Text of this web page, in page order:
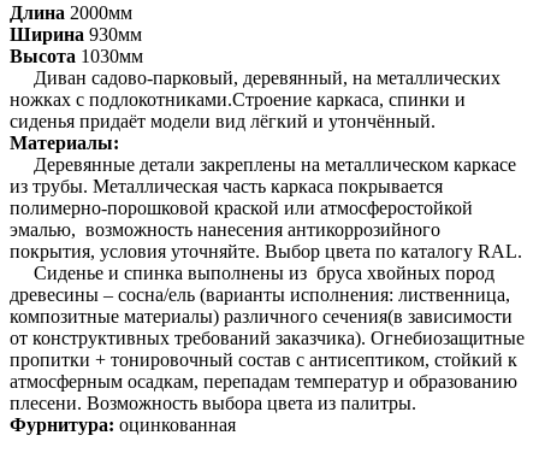
Длина 2000мм
Ширина 930мм
Высота 1030мм
Диван садово-парковый, деревянный, на металлических
ножках с подлокотниками.Строение каркаса, спинки и
сиденья придаёт модели вид лёгкий и утончённый.
Материалы:
Деревянные детали закреплены на металлическом каркасе
из трубы. Металлическая часть каркаса покрывается
полимерно-порошковой краской или атмосферостойкой
эмалью, возможность нанесения антикоррозийного
покрытия, условия уточняйте. Выбор цвета по каталогу RAL.
Сиденье и спинка выполнены из бруса хвойных пород
древесины – сосна/ель (варианты исполнения: лиственница,
композитные материалы) различного сечения(в зависимости
от конструктивных требований заказчика). Огнебиозащитные
пропитки + тонировочный состав с антисептиком, стойкий к
атмосферным осадкам, перепадам температур и образованию
плесени. Возможность выбора цвета из палитры.
Фурнитура: оцинкованная